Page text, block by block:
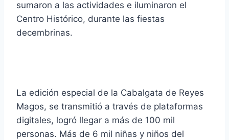
sumaron a las actividades e iluminaron el
Centro Histórico, durante las fiestas
decembrinas.
La edición especial de la Cabalgata de Reyes
Magos, se transmitió a través de plataformas
digitales, logró llegar a más de 100 mil
personas. Más de 6 mil niñas y niños del